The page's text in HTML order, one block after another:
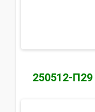
250512-П29